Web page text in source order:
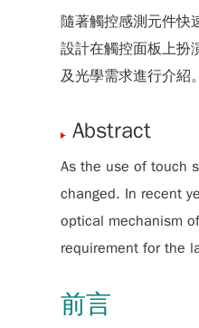
隨著觸控感測元件快
設計在觸控面板上扮
及光學需求進行介紹。
Abstract
As the use of touch
changed. In recent
optical mechanism
requirement for the
前言